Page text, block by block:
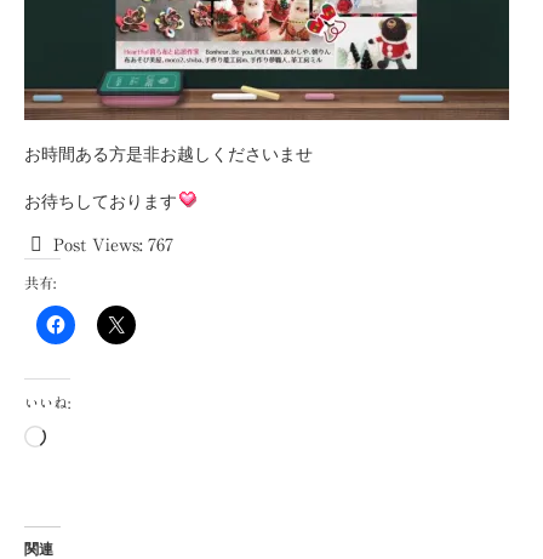
お時間ある方是非お越しくださいませ
お待ちしております
Post Views: 767
共有:
いいね:
読
関連